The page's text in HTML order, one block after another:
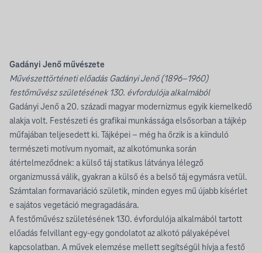
Gadányi Jenő művészete
Művészettörténeti előadás Gadányi Jenő (1896–1960)
festőművész születésének 130. évfordulója alkalmából
Gadányi Jenő a 20. századi magyar modernizmus egyik kiemelkedő
alakja volt. Festészeti és grafikai munkássága elsősorban a tájkép
műfajában teljesedett ki. Tájképei – még ha őrzik is a kiinduló
természeti motívum nyomait, az alkotómunka során
átértelmeződnek: a külső táj statikus látványa lélegző
organizmussá válik, gyakran a külső és a belső táj egymásra vetül.
Számtalan formavariáció születik, minden egyes mű újabb kísérlet
e sajátos vegetáció megragadására.
A festőművész születésének 130. évfordulója alkalmából tartott
előadás felvillant egy-egy gondolatot az alkotó pályaképével
kapcsolatban. A művek elemzése mellett segítségül hívja a festő